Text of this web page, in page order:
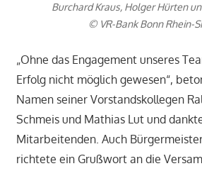
Burchard Kraus, Holger Hürten
© VR-Bank Bonn Rhein-
„Ohne das Engagement unseres
Erfolg nicht möglich gewesen“,
Namen seiner Vorstandskollegen
Schmeis und Mathias Lut und
Mitarbeitenden. Auch
richtete ein Grußwort an die